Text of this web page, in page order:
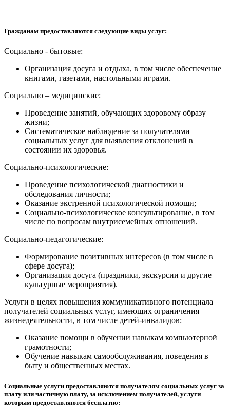
Гражданам предоставляются следующие виды услуг:
Социально - бытовые:
Организация досуга и отдыха, в том числе обеспечение
книгами, газетами, настольными играми.
Социально – медицинские:
Проведение занятий, обучающих здоровому образу
жизни;
Систематическое наблюдение за получателями
социальных услуг для выявления отклонений в
состоянии их здоровья.
Социально-психологические:
Проведение психологической диагностики и
обследования личности;
Оказание экстренной психологической помощи;
Социально-психологическое консультирование, в том
числе по вопросам внутрисемейных отношений.
Социально-педагогические:
Формирование позитивных интересов (в том числе в
сфере досуга);
Организация досуга (праздники, экскурсии и другие
культурные мероприятия).
Услуги в целях повышения коммуникативного потенциала
получателей социальных услуг, имеющих ограничения
жизнедеятельности, в том числе детей-инвалидов:
Оказание помощи в обучении навыкам компьютерной
грамотности;
Обучение навыкам самообслуживания, поведения в
быту и общественных местах.
Социальные услуги предоставляются получателям социальных услуг за
плату или частичную плату, за исключением получателей, услуги
которым предоставляются бесплатно: